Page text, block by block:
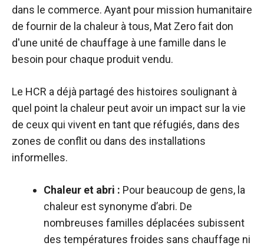
dans le commerce. Ayant pour mission humanitaire
de fournir de la chaleur à tous, Mat Zero fait don
d'une unité de chauffage à une famille dans le
besoin pour chaque produit vendu.
Le HCR a déjà partagé des histoires soulignant à
quel point la chaleur peut avoir un impact sur la vie
de ceux qui vivent en tant que réfugiés, dans des
zones de conflit ou dans des installations
informelles.
Chaleur et abri : Pour beaucoup de gens, la
chaleur est synonyme d’abri. De
nombreuses familles déplacées subissent
des températures froides sans chauffage ni